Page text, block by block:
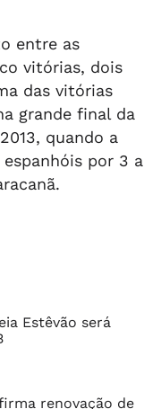
entre as
vitórias, dois
das vitórias
grande final da
quando a
por 3 a
Estêvão será
renovação de